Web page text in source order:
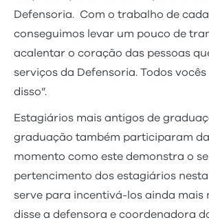
Defensoria. Com o trabalho de
conseguimos levar um pouco de
acalentar o coração das pessoas
serviços da Defensoria. Todos
disso”.
Estagiários mais antigos de
graduação também participaram da
momento como este demonstra o
pertencimento dos estagiários
serve para incentivá-los ainda mais
disse a defensora e coordenadora